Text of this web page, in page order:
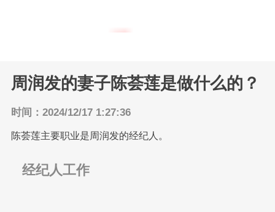
周润发的妻子陈荟莲是做什么的？
时间：2024/12/17 1:27:36
陈荟莲主要职业是周润发的经纪人。
经纪人工作